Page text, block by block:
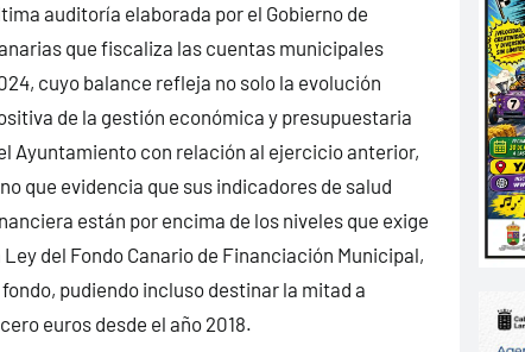
auditoría elaborada por el Gobierno de
que fiscaliza las cuentas municipales
cuyo balance refleja no solo la evolución
de la gestión económica y presupuestaria
Ayuntamiento con relación al ejercicio anterior,
que evidencia que sus indicadores de salud
están por encima de los niveles que exige
Ley del Fondo Canario de Financiación Municipal,
pudiendo incluso destinar la mitad a
euros desde el año 2018.